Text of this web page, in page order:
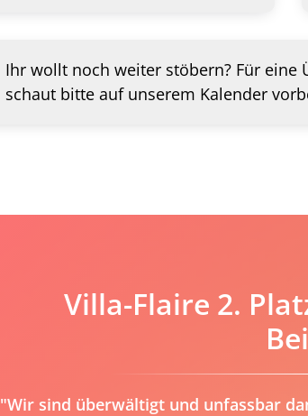
Ihr wollt noch weiter stöbern? Für eine
schaut bitte auf unserem Kalender
Villa-Flaire 2.
"Wir sind überwältigt und unfassbar